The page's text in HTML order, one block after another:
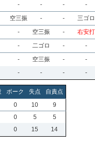
- - - -
空三振 - - 三ゴロ
- 空三振 - 右安打
- 二ゴロ - -
- 空三振 - -
- - - -
ボーク 失点
自責点
0 10
9
0 5
5
0 15 14